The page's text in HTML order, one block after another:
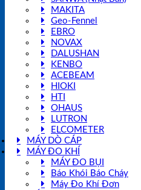
MAKITA
Geo-Fennel
EBRO
NOVAX
DALUSHAN
KENBO
ACEBEAM
HIOKI
HTI
OHAUS
LUTRON
ELCOMETER
MÁY DÒ CÁP
MÁY ĐO KHÍ
MÁY ĐO BỤI
Báo Khói Báo Cháy
Máy Đo Khí Đơn